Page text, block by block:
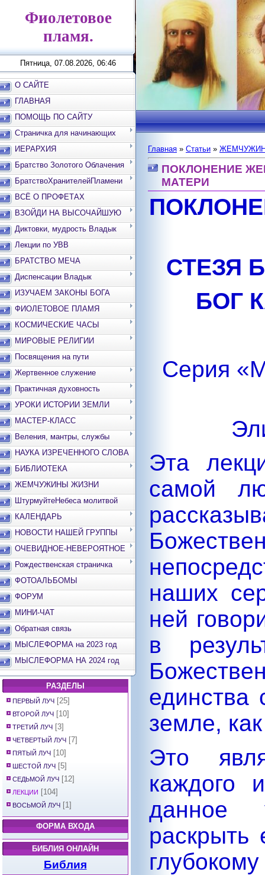
Фиолетовое
пламя.
Пятница, 07.08.2026, 06:46
О САЙТЕ
ГЛАВНАЯ
ПОМОЩЬ ПО САЙТУ
Страничка для начинающих
ИЕРАРХИЯ
Братство Золотого Облачения
БратствоХранителейПламени
ВСЁ О ПРОФЕТАХ
ВЗОЙДИ НА ВЫСОЧАЙШУЮ
ВЕРШИНУ
Диктовки, мудрость Владык
Лекции по УВВ
БРАТСТВО МЕЧА
Диспенсации Владык
ИЗУЧАЕМ ЗАКОНЫ БОГА
ФИОЛЕТОВОЕ ПЛАМЯ
КОСМИЧЕСКИЕ ЧАСЫ
МИРОВЫЕ РЕЛИГИИ
Посвящения на пути
Жертвенное служение
Практичная духовность
УРОКИ ИСТОРИИ ЗЕМЛИ
МАСТЕР-КЛАСС
Веления, мантры, службы
НАУКА ИЗРЕЧЕННОГО СЛОВА
БИБЛИОТЕКА
ЖЕМЧУЖИНЫ ЖИЗНИ
ШтурмуйтеНебеса молитвой
КАЛЕНДАРЬ
НОВОСТИ НАШЕЙ ГРУППЫ
ОЧЕВИДНОЕ-НЕВЕРОЯТНОЕ
Рождественская страничка
ФОТОАЛЬБОМЫ
ФОРУМ
МИНИ-ЧАТ
Обратная связь
МЫСЛЕФОРМА на 2023 год
МЫСЛЕФОРМА НА 2024 год
РАЗДЕЛЫ
ПЕРВЫЙ ЛУЧ [25]
ВТОРОЙ ЛУЧ [10]
ТРЕТИЙ ЛУЧ [3]
ЧЕТВЕРТЫЙ ЛУЧ [7]
ПЯТЫЙ ЛУЧ [10]
ШЕСТОЙ ЛУЧ [5]
СЕДЬМОЙ ЛУЧ [12]
ЛЕКЦИИ [104]
ВОСЬМОЙ ЛУЧ [1]
ФОРМА ВХОДА
БИБЛИЯ ОНЛАЙН
Библия
Главная » Статьи »
ПОКЛОНЕНИЕ
МАТЕРИ
СТЕЗЯ
БОГ
Серия
Эта
самой
наших
ней
в
земле,
Это
каждого
данное
раскрыть